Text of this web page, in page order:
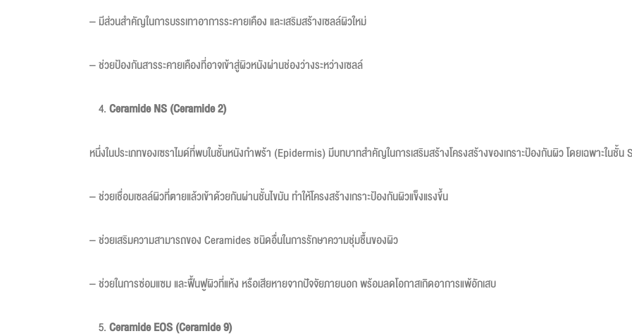
– มีส่วนสำคัญในการบรรเทาอาการระคายเคือง และเสริมสร้างเซลล์ผิวใหม่
– ช่วยป้องกันสารระคายเคืองที่อาจเข้าสู่ผิวหนังผ่านช่องว่างระหว่างเซลล์
Ceramide NS (Ceramide 2)
หนึ่งในประเภทของเซราไมด์ที่พบในชั้นหนังกำพร้า (Epidermis) มีบทบาทสำคัญในการเสริมสร้างโครงสร้างของเกราะป้องกันผิว โดยเฉพาะใ
– ช่วยเชื่อมเซลล์ผิวที่ตายแล้วเข้าด้วยกันผ่านชั้นไขมัน ทำให้โครงสร้างเกราะป้องกันผิวแข็งแรงขึ้น
– ช่วยเสริมความสามารถของ Ceramides ชนิดอื่นในการรักษาความชุ่มชื้นของผิว
– ช่วยในการซ่อมแซม และฟื้นฟูผิวที่แห้ง หรือเสียหายจากปัจจัยภายนอก พร้อมลดโอกาสเกิดอาการแพ้อักเสบ
Ceramide EOS (Ceramide 9)